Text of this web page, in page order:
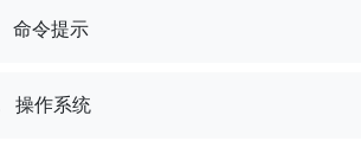
命令提示
操作系统